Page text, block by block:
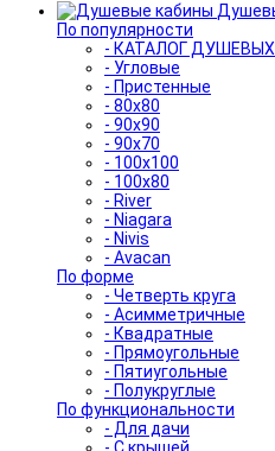
По популярности
- КАТАЛОГ
- Угловые
- Пристенные
- 80x80
- 90x90
- 90x70
- 100x100
- 100x80
- River
- Niagara
- Nivis
- Avacan
По форме
- Четверть круга
- Асимметричные
- Квадратные
- Прямоугольные
- Пятиугольные
- Полукруглые
По функциональности
- Для дачи